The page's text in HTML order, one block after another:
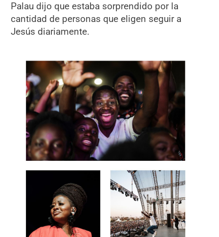
Palau dijo que estaba sorprendido por la
cantidad de personas que eligen seguir a
Jesús diariamente.